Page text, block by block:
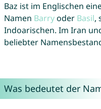
Baz ist im Englischen
Namen Barryoder Basil,
Indoarischen. Im Iran
beliebter
Was bedeutet der